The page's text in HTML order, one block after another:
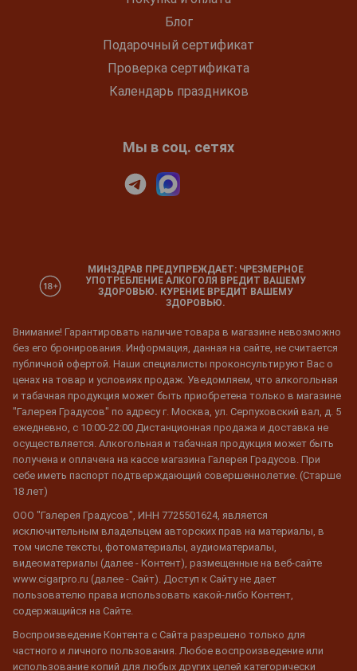
Блог
Подарочный сертификат
Проверка сертификата
Календарь праздников
Мы в соц. сетях
МИНЗДРАВ ПРЕДУПРЕЖДАЕТ: ЧРЕЗМЕРНОЕ
УПОТРЕБЛЕНИЕ АЛКОГОЛЯ ВРЕДИТ ВАШЕМУ
ЗДОРОВЬЮ. КУРЕНИЕ ВРЕДИТ ВАШЕМУ
ЗДОРОВЬЮ.
Внимание! Гарантировать наличие товара в магазине невозможно
без его бронирования. Информация, данная на сайте, не считается
публичной офертой. Наши специалисты проконсультируют Вас о
ценах на товар и условиях продаж. Уведомляем, что алкогольная
и табачная продукция может быть приобретена только в магазине
"Галерея Градусов" по адресу г. Москва, ул. Серпуховский вал, д. 5
ежедневно, с 10:00-22:00 Дистанционная продажа и доставка не
осуществляется. Алкогольная и табачная продукция может быть
получена и оплачена на кассе магазина Галерея Градусов. При
себе иметь паспорт подтверждающий совершеннолетие. (Старше
18 лет)
ООО "Галерея Градусов", ИНН 7725501624, является
исключительным владельцем авторских прав на материалы, в
том числе тексты, фотоматериалы, аудиоматериалы,
видеоматериалы (далее - Контент), размещенные на веб-сайте
www.cigarpro.ru (далее - Сайт). Доступ к Сайту не дает
пользователю права использовать какой-либо Контент,
содержащийся на Сайте.
Воспроизведение Контента с Сайта разрешено только для
частного и личного пользования. Любое воспроизведение или
использование копий для любых других целей категорически